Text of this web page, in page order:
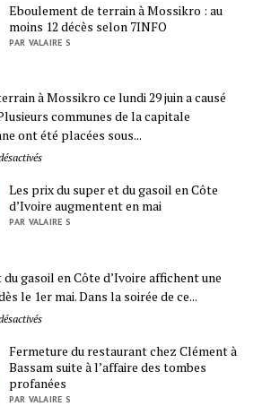
Eboulement de terrain à Mossikro : au
moins 12 décès selon 7INFO
PAR VALAIRE S
à Mossikro ce lundi 29 juin a causé
communes de la capitale
ont été placées sous...
Les prix du super et du gasoil en Côte
d’Ivoire augmentent en mai
PAR VALAIRE S
gasoil en Côte d’Ivoire affichent une
le 1er mai. Dans la soirée de ce...
Fermeture du restaurant chez Clément à
Bassam suite à l’affaire des tombes
profanées
PAR VALAIRE S